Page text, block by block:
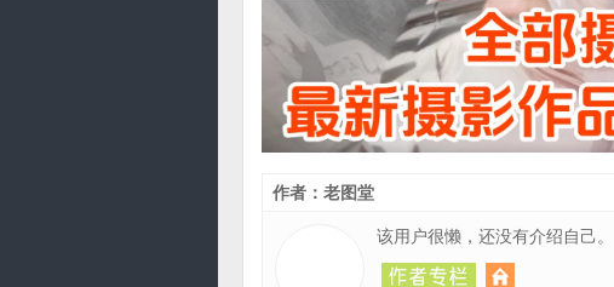
作者：老图堂
该用户很懒，还没有介绍自己。